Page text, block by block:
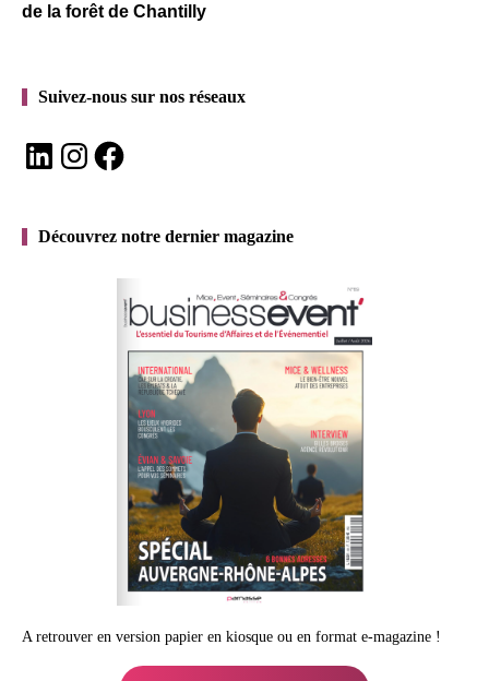
de la forêt de Chantilly
Suivez-nous sur nos réseaux
LinkedInInstagramFacebook
Découvrez notre dernier magazine
A retrouver en version papier en kiosque ou en format e-magazine !